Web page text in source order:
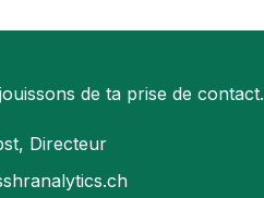
de ta prise de contact.
Directeur